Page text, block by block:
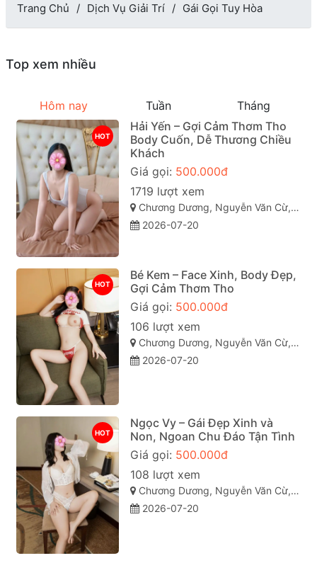
Trang Chủ Dịch Vụ Giải Trí Gái Gọi Tuy Hòa
Top xem nhiều
Hôm nay Tuần Tháng
HOT
Hải Yến – Gợi Cảm Thơm Tho
Body Cuốn, Dễ Thương Chiều
Khách
Giá gọi: 500.000đ
1719 lượt xem
Chương Dương, Nguyễn Văn Cừ, Quy Nhơn, Bình Định
2026-07-20
HOT
Bé Kem – Face Xinh, Body Đẹp,
Gợi Cảm Thơm Tho
Giá gọi: 500.000đ
106 lượt xem
Chương Dương, Nguyễn Văn Cừ, Quy Nhơn, Bình Định
2026-07-20
HOT
Ngọc Vy – Gái Đẹp Xinh và
Non, Ngoan Chu Đáo Tận Tình
Giá gọi: 500.000đ
108 lượt xem
Chương Dương, Nguyễn Văn Cừ, Quy Nhơn, Bình Định
2026-07-20